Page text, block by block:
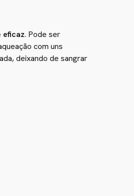
eficaz. Pode ser
com uns
deixando de sangrar